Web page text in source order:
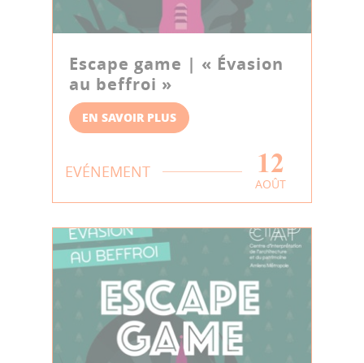
Escape game | « Évasion
au beffroi »
EN SAVOIR PLUS
EVÉNEMENT 12
AOÛT